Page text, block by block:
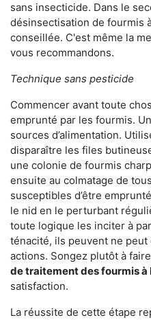
sans insecticide. Dans le
désinsectisation de fourmis
conseillée. C'est même la
vous recommandons.
Technique sans pesticide
Commencer avant toute
emprunté par les fourmis.
sources d’alimentation.
disparaître les files
une colonie de fourmis
ensuite au colmatage de
susceptibles d’être
le nid en le perturbant
toute logique les inciter à
ténacité, ils peuvent ne
actions. Songez plutôt à
de traitement des fourmis à
satisfaction.
La réussite de cette étape